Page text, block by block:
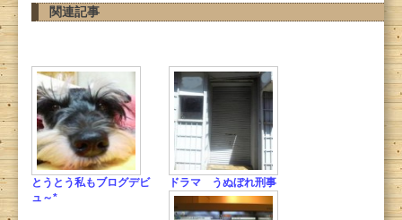
関連記事
とうとう私もブログデビ
ュ～*
ドラマ うぬぼれ刑事